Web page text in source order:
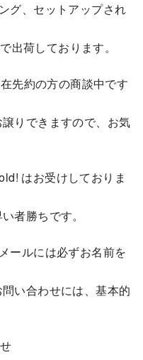
グ、セットアップされ
荷しております。
先約の方の商談中です
りできますので、お気
はお受けしておりま
者勝ちです。
ールには必ずお名前を
い合わせには、基本的